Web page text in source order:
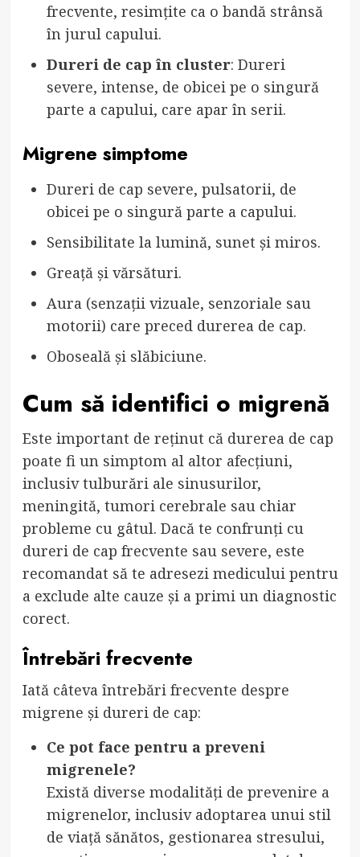
frecvente, resimțite ca o bandă strânsă
în jurul capului.
Dureri de cap în cluster: Dureri
severe, intense, de obicei pe o singură
parte a capului, care apar în serii.
Migrene simptome
Dureri de cap severe, pulsatorii, de
obicei pe o singură parte a capului.
Sensibilitate la lumină, sunet și miros.
Greață și vărsături.
Aura (senzații vizuale, senzoriale sau
motorii) care preced durerea de cap.
Oboseală și slăbiciune.
Cum să identifici o migrenă
Este important de reținut că durerea de cap
poate fi un simptom al altor afecțiuni,
inclusiv tulburări ale sinusurilor,
meningită, tumori cerebrale sau chiar
probleme cu gâtul. Dacă te confrunți cu
dureri de cap frecvente sau severe, este
recomandat să te adresezi medicului pentru
a exclude alte cauze și a primi un diagnostic
corect.
Întrebări frecvente
Iată câteva întrebări frecvente despre
migrene și dureri de cap:
Ce pot face pentru a preveni
migrenele?
Există diverse modalități de prevenire a
migrenelor, inclusiv adoptarea unui stil
de viață sănătos, gestionarea stresului,